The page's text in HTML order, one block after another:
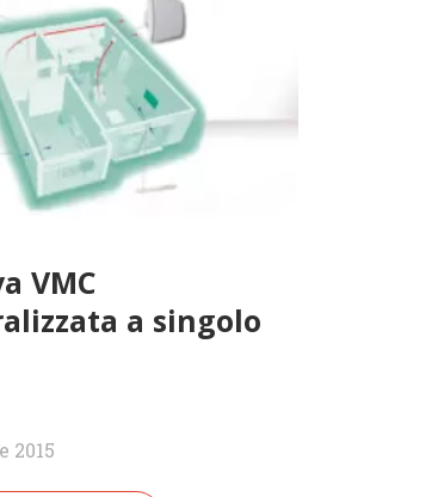
VMC
a singolo
2015